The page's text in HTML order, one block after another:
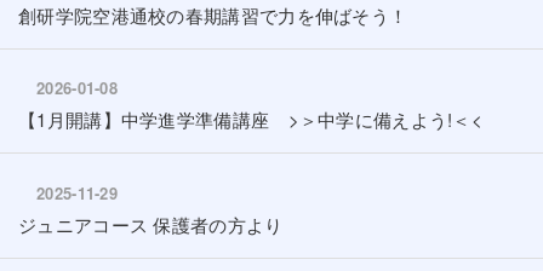
創研学院空港通校の春期講習で力を伸ばそう！
2026-01-08
【1月開講】中学進学準備講座 >＞中学に備えよう!＜<
2025-11-29
ジュニアコース 保護者の方より